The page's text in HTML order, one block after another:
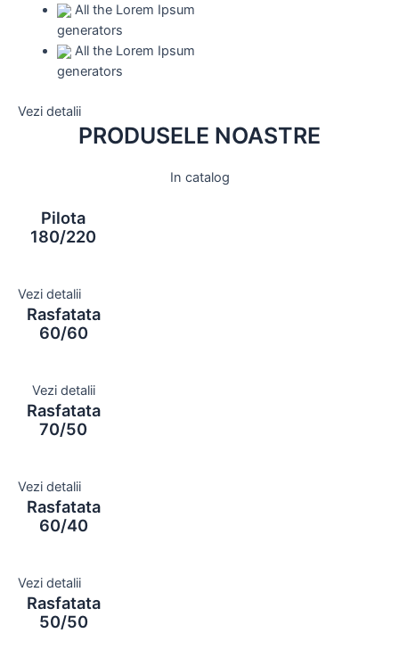
All the Lorem Ipsum
generators
All the Lorem Ipsum
generators
Vezi detalii
PRODUSELE NOASTRE
In catalog
Pilota
180/220
Vezi detalii
Rasfatata
60/60
Vezi detalii
Rasfatata
70/50
Vezi detalii
Rasfatata
60/40
Vezi detalii
Rasfatata
50/50